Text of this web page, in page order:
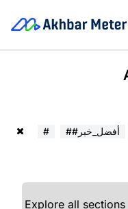
# ##أفضل_خبر